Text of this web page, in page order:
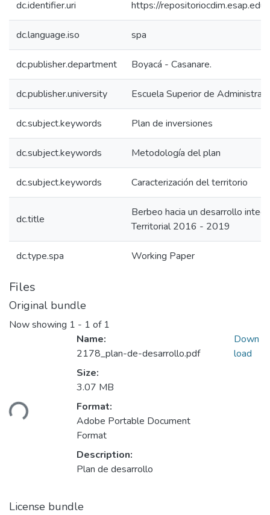
dc.identifier.uri https://
dc.language.iso spa
dc.publisher.department Boyacá - Casanare.
dc.publisher.university Escuela Superior de
dc.subject.keywords Plan de inversiones
dc.subject.keywords Metodología del plan
dc.subject.keywords Caracterización del territorio
dc.title
Berbeo hacia un desarrollo
Territorial 2016 - 2019
dc.type.spa Working Paper
Files
Original bundle
Now showing 1 - 1 of 1
Name:
2178_plan-de-desarrollo.pdf
Size:
3.07 MB
Format:
Adobe Portable Document
Format
Description:
Plan de desarrollo
Down
load
License bundle